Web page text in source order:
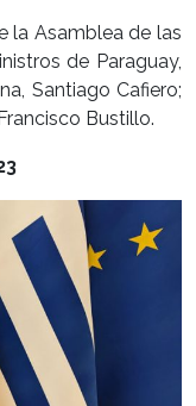
la Asamblea de las
de Paraguay,
Santiago Cafiero;
Bustillo.